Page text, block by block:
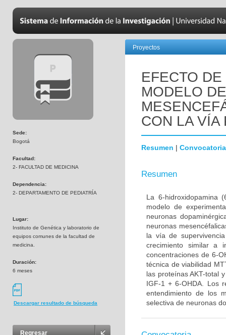
Sede:
Bogotá
Facultad:
2- FACULTAD DE MEDICINA
Dependencia:
2- DEPARTAMENTO DE PEDIATRÍA
Lugar:
Instituto de Genética y laboratorio de
equipos comunes de la facultad de
medicina.
Duración:
6 meses
Descargar resultado de búsqueda
Regresar
Proyectos
EFECTO
MODELO
CON LA VÍA
Resumen | Convocatoria
Resumen
La 6-hidroxidopamina
modelo de
neuronas
neuronas
la vía de
crecimiento similar a
concentraciones de 6-
técnica de viabilidad
las proteínas AKT-total
IGF-1 + 6-OHDA. Los
entendimiento de los
selectiva de neuronas